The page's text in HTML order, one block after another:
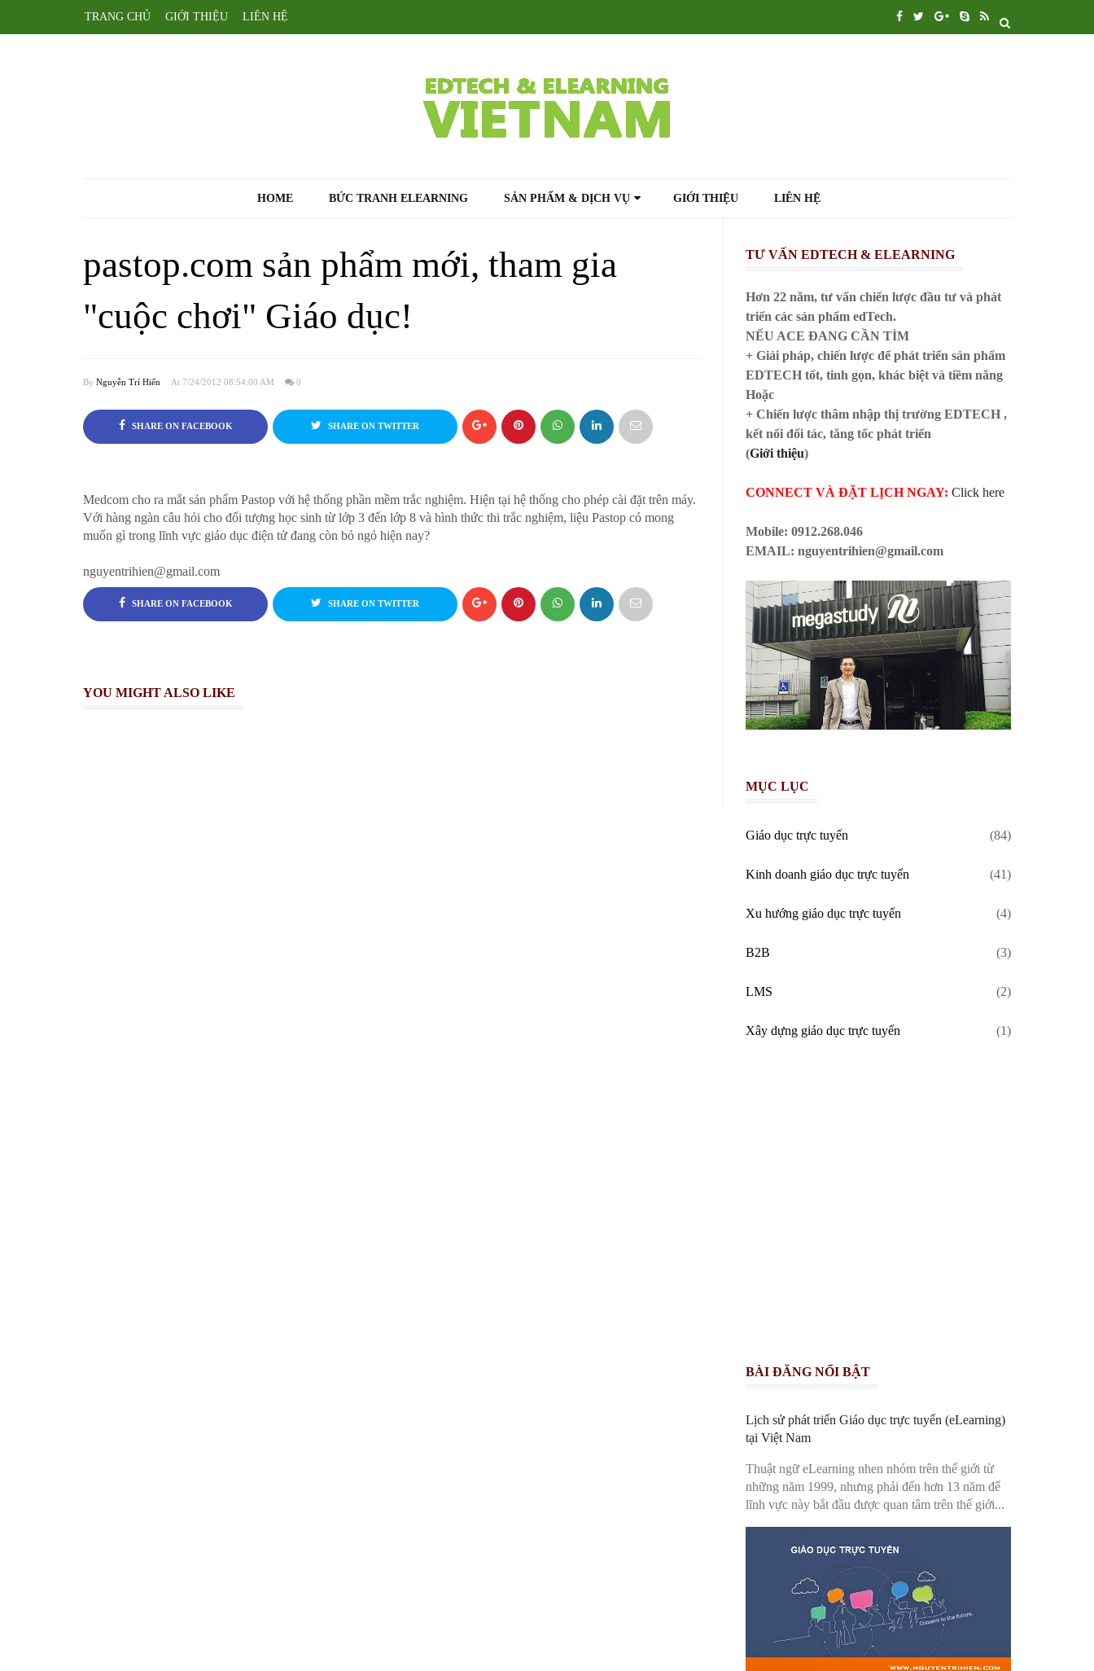
TRANG CHỦ GIỚI THIỆU LIÊN HỆ
HOME BỨC TRANH ELEARNING SẢN PHẨM & DỊCH VỤ GIỚI THIỆU LIÊN HỆ
pastop.com sản phẩm mới, tham gia
"cuộc chơi" Giáo dục!
By Nguyễn Trí Hiển At 7/24/2012 08:54:00 AM 0
SHARE ON FACEBOOK SHARE ON TWITTER
Medcom cho ra mắt sản phẩm Pastop với hệ thống phần mềm trắc nghiệm. Hiện tại hệ thống cho phép cài đặt trên máy.
Với hàng ngàn câu hỏi cho đối tượng học sinh từ lớp 3 đến lớp 8 và hình thức thi trắc nghiệm, liệu Pastop có mong
muốn gì trong lĩnh vực giáo dục điện tử đang còn bỏ ngỏ hiện nay?
nguyentrihien@gmail.com
SHARE ON FACEBOOK SHARE ON TWITTER
YOU MIGHT ALSO LIKE
TƯ VẤN EDTECH & ELEARNING
Hơn 22 năm, tư vấn chiến lược đầu tư và phát
triển các sản phẩm edTech.
NẾU ACE ĐANG CẦN TÌM
+ Giải pháp, chiến lược để phát triển sản phẩm
EDTECH tốt, tinh gọn, khác biệt và tiềm năng
Hoặc
+ Chiến lược thâm nhập thị trường EDTECH ,
kết nối đối tác, tăng tốc phát triển
(Giới thiệu)
CONNECT VÀ ĐẶT LỊCH NGAY: Click here
Mobile: 0912.268.046
EMAIL: nguyentrihien@gmail.com
MỤC LỤC
Giáo dục trực tuyến (84)
Kinh doanh giáo dục trực tuyến (41)
Xu hướng giáo dục trực tuyến (4)
B2B (3)
LMS (2)
Xây dựng giáo dục trực tuyến (1)
BÀI ĐĂNG NỔI BẬT
Lịch sử phát triển Giáo dục trực tuyến (eLearning)
tại Việt Nam
Thuật ngữ eLearning nhen nhóm trên thế giới từ
những năm 1999, nhưng phải đến hơn 13 năm để
lĩnh vực này bắt đầu được quan tâm trên thế giới...